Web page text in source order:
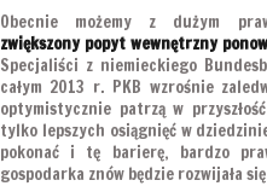
Obecnie możemy z dużym
zwiększony popyt wewnętrzny
Specjaliści z niemieckiego
całym 2013 r. PKB wzrośnie
optymistycznie patrzą w
tylko lepszych osiągnięć w
pokonać i tę barierę, bardzo
gospodarka znów będzie rozwijała